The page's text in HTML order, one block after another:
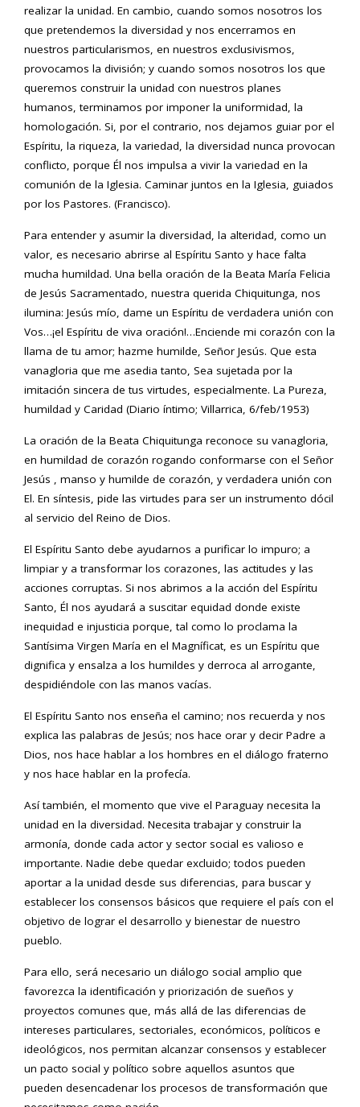
realizar la unidad. En cambio, cuando somos nosotros los
que pretendemos la diversidad y nos encerramos en
nuestros particularismos, en nuestros exclusivismos,
provocamos la división; y cuando somos nosotros los que
queremos construir la unidad con nuestros planes
humanos, terminamos por imponer la uniformidad, la
homologación. Si, por el contrario, nos dejamos guiar por el
Espíritu, la riqueza, la variedad, la diversidad nunca provocan
conflicto, porque Él nos impulsa a vivir la variedad en la
comunión de la Iglesia. Caminar juntos en la Iglesia, guiados
por los Pastores. (Francisco).
Para entender y asumir la diversidad, la alteridad, como un
valor, es necesario abrirse al Espíritu Santo y hace falta
mucha humildad. Una bella oración de la Beata María Felicia
de Jesús Sacramentado, nuestra querida Chiquitunga, nos
ilumina: Jesús mío, dame un Espíritu de verdadera unión con
Vos…¡el Espíritu de viva oración!…Enciende mi corazón con la
llama de tu amor; hazme humilde, Señor Jesús. Que esta
vanagloria que me asedia tanto, Sea sujetada por la
imitación sincera de tus virtudes, especialmente. La Pureza,
humildad y Caridad (Diario íntimo; Villarrica, 6/feb/1953)
La oración de la Beata Chiquitunga reconoce su vanagloria,
en humildad de corazón rogando conformarse con el Señor
Jesús , manso y humilde de corazón, y verdadera unión con
El. En síntesis, pide las virtudes para ser un instrumento dócil
al servicio del Reino de Dios.
El Espíritu Santo debe ayudarnos a purificar lo impuro; a
limpiar y a transformar los corazones, las actitudes y las
acciones corruptas. Si nos abrimos a la acción del Espíritu
Santo, Él nos ayudará a suscitar equidad donde existe
inequidad e injusticia porque, tal como lo proclama la
Santísima Virgen María en el Magníficat, es un Espíritu que
dignifica y ensalza a los humildes y derroca al arrogante,
despidiéndole con las manos vacías.
El Espíritu Santo nos enseña el camino; nos recuerda y nos
explica las palabras de Jesús; nos hace orar y decir Padre a
Dios, nos hace hablar a los hombres en el diálogo fraterno
y nos hace hablar en la profecía.
Así también, el momento que vive el Paraguay necesita la
unidad en la diversidad. Necesita trabajar y construir la
armonía, donde cada actor y sector social es valioso e
importante. Nadie debe quedar excluido; todos pueden
aportar a la unidad desde sus diferencias, para buscar y
establecer los consensos básicos que requiere el país con el
objetivo de lograr el desarrollo y bienestar de nuestro
pueblo.
Para ello, será necesario un diálogo social amplio que
favorezca la identificación y priorización de sueños y
proyectos comunes que, más allá de las diferencias de
intereses particulares, sectoriales, económicos, políticos e
ideológicos, nos permitan alcanzar consensos y establecer
un pacto social y político sobre aquellos asuntos que
pueden desencadenar los procesos de transformación que